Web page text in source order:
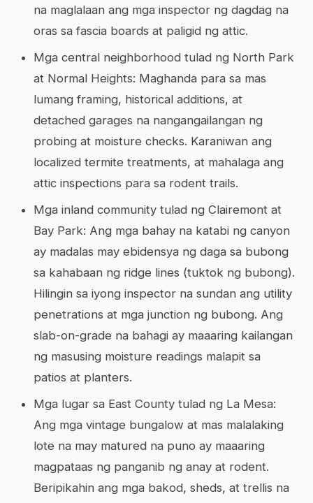
na maglalaan ang mga inspector ng dagdag na
oras sa fascia boards at paligid ng attic.
Mga central neighborhood tulad ng North Park
at Normal Heights: Maghanda para sa mas
lumang framing, historical additions, at
detached garages na nangangailangan ng
probing at moisture checks. Karaniwan ang
localized termite treatments, at mahalaga ang
attic inspections para sa rodent trails.
Mga inland community tulad ng Clairemont at
Bay Park: Ang mga bahay na katabi ng canyon
ay madalas may ebidensya ng daga sa bubong
sa kahabaan ng ridge lines (tuktok ng bubong).
Hilingin sa iyong inspector na sundan ang utility
penetrations at mga junction ng bubong. Ang
slab-on-grade na bahagi ay maaaring kailangan
ng masusing moisture readings malapit sa
patios at planters.
Mga lugar sa East County tulad ng La Mesa:
Ang mga vintage bungalow at mas malalaking
lote na may matured na puno ay maaaring
magpataas ng panganib ng anay at rodent.
Beripikahin ang mga bakod, sheds, at trellis na